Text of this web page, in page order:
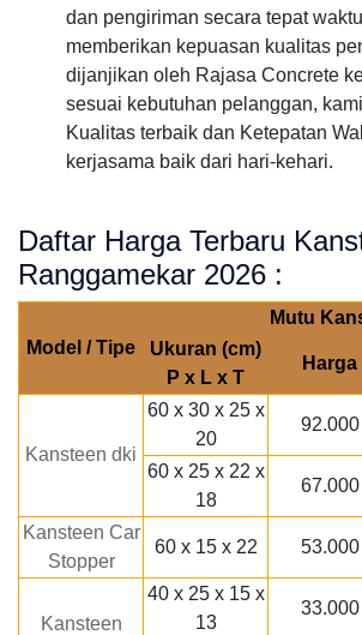
dan pengiriman secara tepat
memberikan kepuasan kualitas
dijanjikan oleh Rajasa Concrete
sesuai kebutuhan pelanggan,
Kualitas terbaik dan Ketepatan
kerjasama baik dari hari-kehari.
Daftar Harga Terbaru
Ranggamekar 2026 :
Model / Tipe
Mutu
Ukuran (cm)
P x L x T
Harga
Kansteen dki
60 x 30 x 25 x
20
92.000
60 x 25 x 22 x
18
67.000
Kansteen Car
Stopper
60 x 15 x 22 53.000
Kansteen
40 x 25 x 15 x
13
33.000